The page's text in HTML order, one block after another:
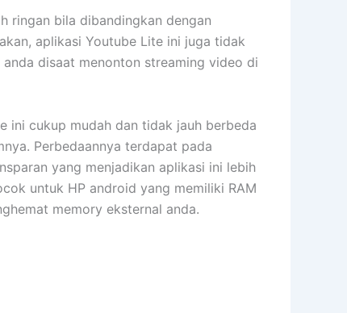
ringan bila dibandingkan dengan
aplikasi Youtube Lite ini juga tidak
disaat menonton streaming video di
ini cukup mudah dan tidak jauh berbeda
Perbedaannya terdapat pada
yang menjadikan aplikasi ini lebih
untuk HP android yang memiliki RAM
memory eksternal anda.